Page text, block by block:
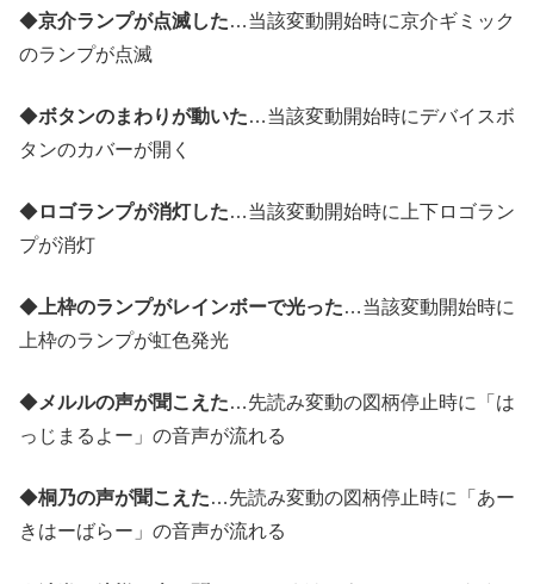
◆京介ランプが点滅した…当該変動開始時に京介ギミック
のランプが点滅
◆ボタンのまわりが動いた…当該変動開始時にデバイスボ
タンのカバーが開く
◆ロゴランプが消灯した…当該変動開始時に上下ロゴラン
プが消灯
◆ 上枠のランプがレインボーで光った…当該変動開始時に
上枠のランプが虹色発光
◆メルルの声が聞こえた…先読み変動の図柄停止時に「は
っじまるよー」の音声が流れる
◆桐乃の声が聞こえた…先読み変動の図柄停止時に「あー
きはーばらー」の音声が流れる